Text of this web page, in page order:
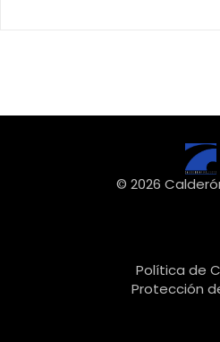
© 2026
Política de
Protección